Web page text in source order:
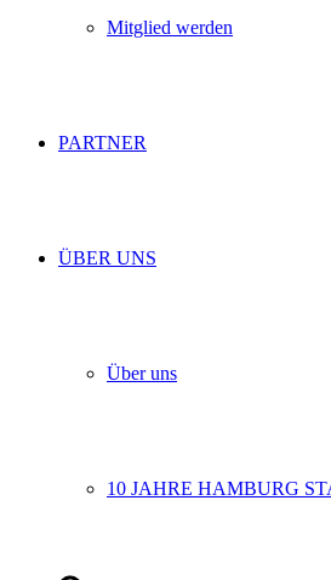
Mitglied werden
PARTNER
ÜBER UNS
Über uns
10 JAHRE HAMBURG